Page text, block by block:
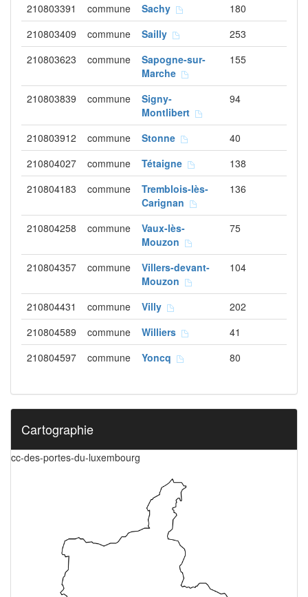
210803391 commune Sachy
180
210803409
commune Sailly
253
210803623
commune
Sapogne-sur-
Marche
155
210803839 commune
Signy-
Montlibert
94
210803912 commune Stonne
40
210804027
commune Tétaigne
138
210804183
commune
Tremblois-lès-
Carignan
136
210804258 commune
Vaux-lès-
Mouzon
75
210804357 commune
Villers-devant-
Mouzon
104
210804431 commune Villy
202
210804589
commune Williers
41
210804597
commune Yoncq 80
Cartographie
cc-des-portes-du-luxembourg